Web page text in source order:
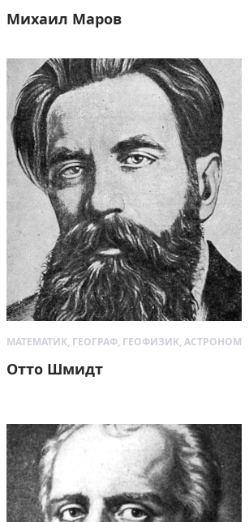
Михаил Маров
МАТЕМАТИК, ГЕОГРАФ, ГЕОФИЗИК, АСТРОНОМ
Отто Шмидт